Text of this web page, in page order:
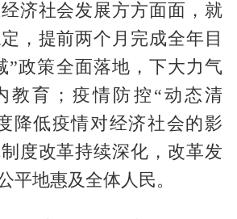
济社会发展方方面面，就
，提前两个月完成全年目
”政策全面落地，下大力气
教育；疫情防控“动态清
降低疫情对经济社会的影
度改革持续深化，改革发
平地惠及全体人民。